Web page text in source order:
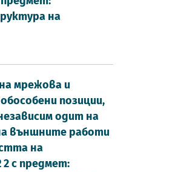
на
мрежова и
позиции,
одит на
външните работи
на
с предмет: